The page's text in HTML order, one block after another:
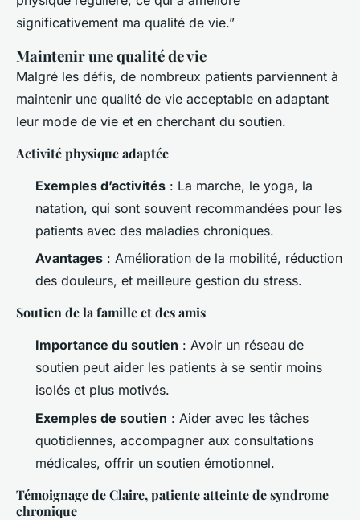
significativement ma qualité de vie.”
Maintenir une qualité de vie
Malgré les défis, de nombreux patients parviennent à
maintenir une qualité de vie acceptable en adaptant
leur mode de vie et en cherchant du soutien.
Activité physique adaptée
Exemples d’activités : La marche, le yoga, la
natation, qui sont souvent recommandées pour les
patients avec des maladies chroniques.
Avantages : Amélioration de la mobilité, réduction
des douleurs, et meilleure gestion du stress.
Soutien de la famille et des amis
Importance du soutien : Avoir un réseau de
soutien peut aider les patients à se sentir moins
isolés et plus motivés.
Exemples de soutien : Aider avec les tâches
quotidiennes, accompagner aux consultations
médicales, offrir un soutien émotionnel.
Témoignage de Claire, patiente atteinte de syndrome
chronique